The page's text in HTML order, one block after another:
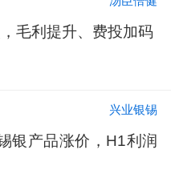
毛利提升、费投加码
兴业银锡
银产品涨价，H1利润